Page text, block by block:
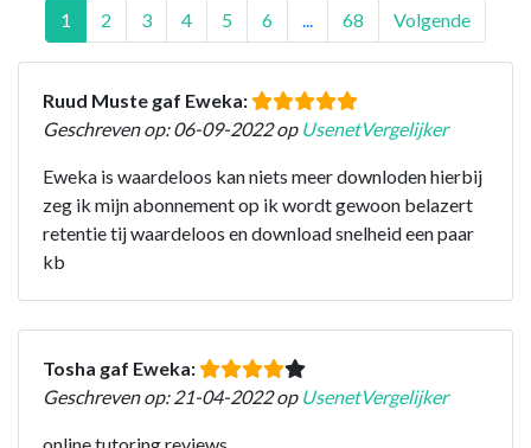
1 2 3 4 5 6 68 Volgende
Ruud Muste gaf Eweka:
Geschreven op: 06-09-2022 op UsenetVergelijker
Eweka is waardeloos kan niets meer downloden hierbij
zeg ik mijn abonnement op ik wordt gewoon belazert
retentie tij waardeloos en download snelheid een paar
kb
Tosha gaf Eweka:
Geschreven op: 21-04-2022 op UsenetVergelijker
online tutoring reviews